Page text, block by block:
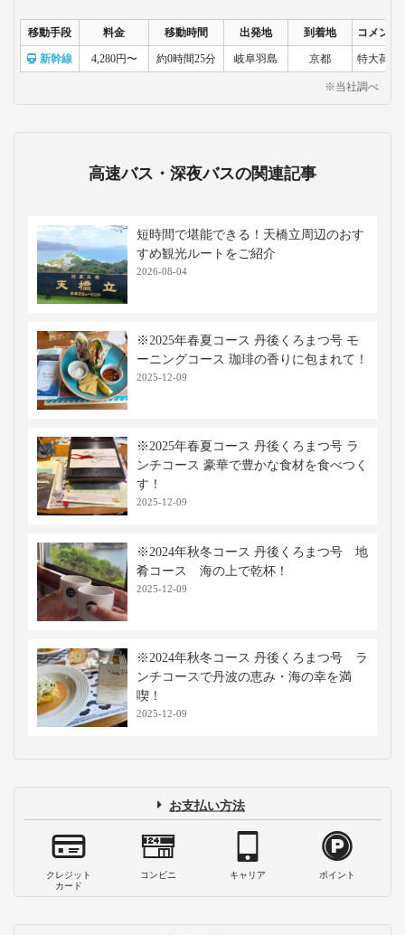
移動手段 料金 移動時間 出発地 到着地 コメント
新幹線 4,280円〜 約0時間25分 岐阜羽島 京都 特大荷物
※当社調べ
高速バス・深夜バスの関連記事
短時間で堪能できる！天橋立周辺のおす
すめ観光ルートをご紹介
2026-08-04
※2025年春夏コース 丹後くろまつ号 モ
ーニングコース 珈琲の香りに包まれて！
2025-12-09
※2025年春夏コース 丹後くろまつ号 ラ
ンチコース 豪華で豊かな食材を食べつく
す！
2025-12-09
※2024年秋冬コース 丹後くろまつ号 地
肴コース 海の上で乾杯！
2025-12-09
※2024年秋冬コース 丹後くろまつ号 ラ
ンチコースで丹波の恵み・海の幸を満
喫！
2025-12-09
お支払い方法
クレジット
カード
コンビニ キャリア ポイント